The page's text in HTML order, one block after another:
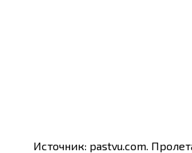
Источник: pastvu.com.